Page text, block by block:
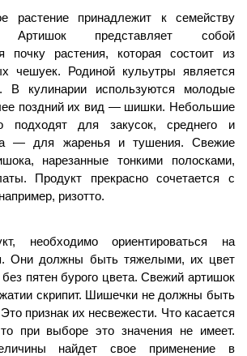
растение принадлежит к семейству
Артишок представляет собой
почку растения, которая состоит из
чешуек. Родиной кульутры является
В кулинарии используются молодые
поздний их вид — шишки. Небольшие
подходят для закусок, среднего и
— для жаренья и тушения. Свежие
нарезанные тонкими полосками,
Продукт прекрасно сочетается с
ризотто.
необходимо ориентироваться на
Они должны быть тяжелыми, их цвет
пятен бурого цвета. Свежий артишок
скрипит. Шишечки не должны быть
признак их несвежести. Что касается
при выборе это значения не имеет.
найдет свое применение в